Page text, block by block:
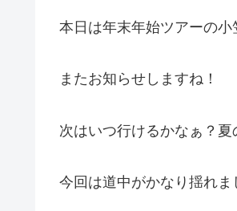
本日は年末年始ツアーの
またお知らせしますね！
次はいつ行けるかなぁ？
今回は道中がかなり揺れま